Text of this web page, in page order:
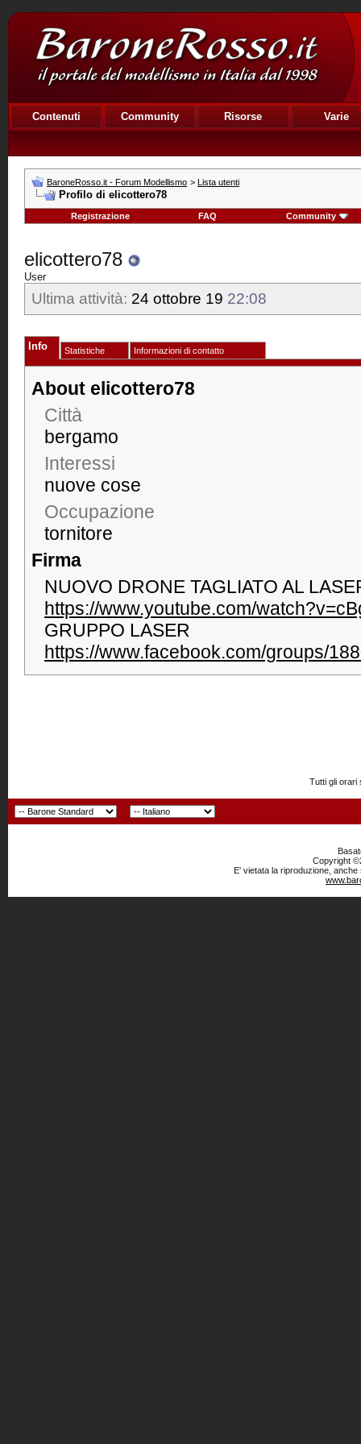
Contenuti Community Risorse Varie
BaroneRosso.it - Forum Modellismo > Lista utenti
Profilo di elicottero78
Registrazione FAQ Community
elicottero78
User
Ultima attività: 24 ottobre 19 22:08
Info Statistiche Informazioni di contatto
About elicottero78
Città
bergamo
Interessi
nuove cose
Occupazione
tornitore
Firma
NUOVO DRONE TAGLIATO AL
https://www.youtube.com/
GRUPPO LASER
https://www.facebook.com/groups/
Tutti gli orari
Copyright
E' vietata la riproduzione,